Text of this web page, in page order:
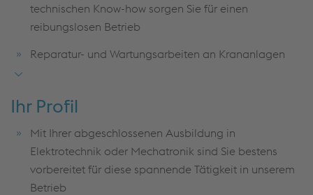
technischen Know-how sorgen Sie für einen
reibungslosen Betrieb
Reparatur- und Wartungsarbeiten an Krananlagen
Sie führen elektrotechnische Neuinstallationen an
bestehenden Anlagen durch und bringen innovative
Ideen ein
Aktive Mitarbeit an Verbesserungsprozessen, da uns
Ihr Profil
Mit Ihrer abgeschlossenen Ausbildung in
Elektrotechnik oder Mechatronik sind Sie bestens
vorbereitet für diese spannende Tätigkeit in unserem
Betrieb